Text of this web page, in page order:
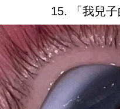
15. 「我兒子